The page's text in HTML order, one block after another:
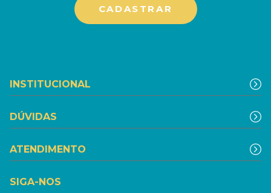
INSTITUCIONAL
DÚVIDAS
ATENDIMENTO
SIGA-NOS